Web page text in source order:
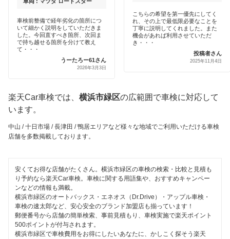
横浜市港北区
横浜市栄区
横浜市瀬谷区
横浜市戸塚区
横浜市中区
横浜市保土ケ谷区
横浜市南区
横浜市
土日祝OK
輸入車OK
EV車OK
1日車検
夜間受付
整備保証
車検館
出光リテール車検
コスモの車検
アーリー車検
ミタニ車検
GTNET×カフェ車検
キグナス車検
ホリデー車検
車検前整備で経年劣化の箇所につ
いて細かく説明をしていただきま
した。今回直すべき箇所、次回ま
で持ち越せる箇所を分けて教え
て・・・
うーたろー61さん
2026年3月3日
こちらの希望を第一優先にしてく
れ、その上で最低限必要なことを
丁寧に説明してくれました。また
機会があれば利用させていただ
き・・・
投稿者さん
2025年11月4日
楽天Car車検では、 横浜市緑区の広範囲で車検に対応して
います。
中山 / 十日市場 / 長津田 / 鴨居エリアなど様々な地域でご利用いただける車検
店舗を多数掲載しております。
安くてお得な店舗がたくさん。横浜市緑区の車検の検索・比較と見積も
り予約なら楽天Car車検。車検に関する用語集や、おすすめキャンペー
ンなどの情報も満載。
横浜市緑区のオートバックス・エネオス（Dr.Drive）・アップル車検・
車検の速太郎など、安心安全のブランド加盟店も揃っています！
郵便番号から店舗の簡単検索、事前見積もり、車検実施で楽天ポイント
500ポイントが付与されます。
横浜市緑区で車検費用をお得にしたいあなたに、かしこく探そう楽天